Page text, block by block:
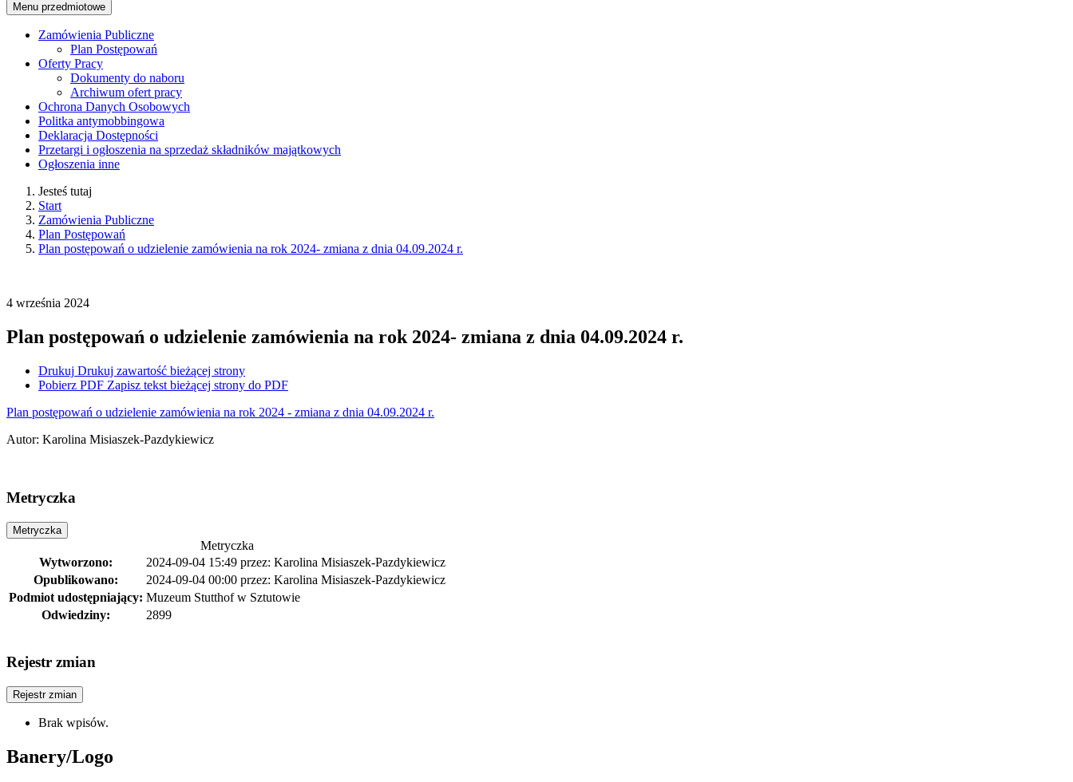
Menu przedmiotowe
Zamówienia Publiczne
Plan Postępowań
Oferty Pracy
Dokumenty do naboru
Archiwum ofert pracy
Ochrona Danych Osobowych
Politka antymobbingowa
Deklaracja Dostępności
Przetargi i ogłoszenia na sprzedaż składników majątkowych
Ogłoszenia inne
Jesteś tutaj
Start
Zamówienia Publiczne
Plan Postępowań
Plan postępowań o udzielenie zamówienia na rok 2024- zmiana z dnia 04.09.2024 r.
4 września 2024
Plan postępowań o udzielenie zamówienia na rok 2024- zmiana z dnia 04.09.2024 r.
Drukuj Drukuj zawartość bieżącej strony
Pobierz PDF Zapisz tekst bieżącej strony do PDF
Plan postępowań o udzielenie zamówienia na rok 2024 - zmiana z dnia 04.09.2024 r.
Autor: Karolina Misiaszek-Pazdykiewicz
Metryczka
Metryczka
Metryczka
Wytworzono:
2024-09-04 15:49 przez: Karolina Misiaszek-Pazdykiewicz
Opublikowano:
2024-09-04 00:00 przez: Karolina Misiaszek-Pazdykiewicz
Podmiot udostępniający: Muzeum Stutthof w Sztutowie
Odwiedziny:
2899
Rejestr zmian
Rejestr zmian
Brak wpisów.
Banery/Logo